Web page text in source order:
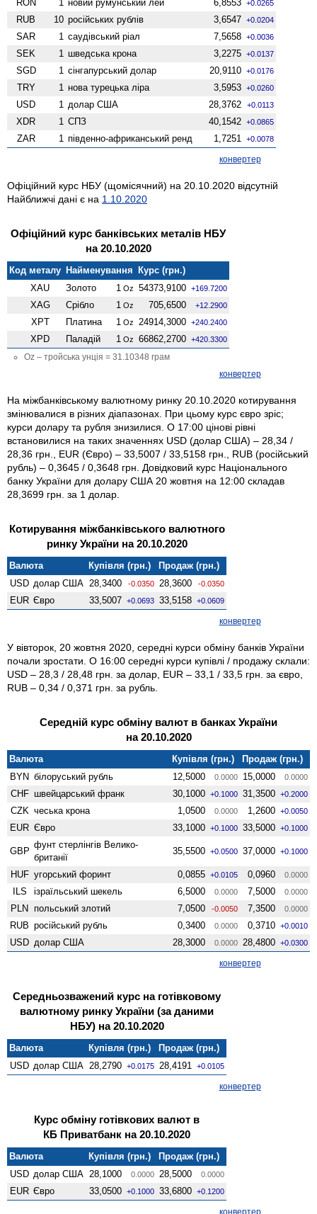
RON 1 новий румунський лей 6,8553 +0.0265
RUB 10 російських рублів 3,6547 +0.0204
SAR 1 саудівський ріал 7,5658 +0.0036
SEK 1 шведська крона 3,2275 +0.0137
SGD 1 сінгапурський долар 20,9110 +0.0176
TRY 1 нова турецька ліра 3,5953 +0.0260
USD 1 долар США 28,3762 +0.0113
XDR 1 СПЗ 40,1542 +0.0865
ZAR 1 південно-африканський ренд 1,7251 +0.0078
конвертер
Офіційний курс НБУ (щомісячний) на 20.10.2020 відсутній
Найближчі дані є на 1.10.2020
Офіційний курс банківських металів НБУ
на 20.10.2020
Код металу Найменування
Курс (грн.)
XAU
Золото 1 Oz 54373,9100 +169.7200
XAG Срібло 1 Oz 705,6500 +12.2900
XPT Платина 1 Oz 24914,3000 +240.2400
XPD Паладій 1 Oz 66862,2700 +420.3300
Oz – тройська унція = 31.10348 грам
конвертер
На міжбанківському валютному ринку 20.10.2020 котирування
змінювалися в різних діапазонах. При цьому курс євро зріс;
курси долару та рубля знизилися. О 17:00 цінові рівні
встановилися на таких значеннях USD (долар США) – 28,34 /
28,36 грн., EUR (Євро) – 33,5007 / 33,5158 грн., RUB (російський
рубль) – 0,3645 / 0,3648 грн. Довідковий курс Національного
банку України для долару США 20 жовтня на 12:00 складав
28,3699 грн. за 1 долар.
Котирування міжбанківського валютного
ринку України на 20.10.2020
Валюта Купівля (грн.)
Продаж (грн.)
USD долар США 28,3400 -0.0350 28,3600 -0.0350
EUR Євро 33,5007 +0.0693 33,5158 +0.0609
конвертер
У вівторок, 20 жовтня 2020, середні курси обміну банків України
почали зростати. О 16:00 середні курси купівлі / продажу склали:
USD – 28,3 / 28,48 грн. за долар, EUR – 33,1 / 33,5 грн. за євро,
RUB – 0,34 / 0,371 грн. за рубль.
Середній курс обміну валют в банках України
на 20.10.2020
Валюта Купівля (грн.)
Продаж (грн.)
BYN білоруський рубль 12,5000 0.0000 15,0000 0.0000
CHF швейцарський франк 30,1000 +0.1000 31,3500 +0.2000
CZK чеська крона 1,0500 0.0000 1,2600 +0.0050
EUR Євро 33,1000 +0.1000 33,5000 +0.1000
GBP
фунт стерлінгів Велико­
британії
35,5500 +0.0500 37,0000 +0.1000
HUF угорський форинт 0,0855 +0.0105 0,0960 0.0000
ILS ізраїльський шекель 6,5000 0.0000 7,5000 0.0000
PLN польський злотий 7,0500 -0.0050 7,3500 0.0000
RUB російський рубль 0,3400 0.0000 0,3710 +0.0010
USD долар США 28,3000 0.0000 28,4800 +0.0300
конвертер
Середньозважений курс на готівковому
валютному ринку України (за даними
НБУ) на 20.10.2020
Валюта Купівля (грн.)
Продаж (грн.)
USD долар США 28,2790 +0.0175 28,4191 +0.0105
конвертер
Курс обміну готівкових валют в
КБ Приватбанк на 20.10.2020
Валюта Купівля (грн.)
Продаж (грн.)
USD долар США 28,1000 0.0000 28,5000 0.0000
EUR Євро 33,0500 +0.1000 33,6800 +0.1200
конвертер